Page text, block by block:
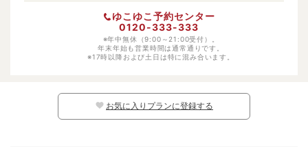
-
-
幼児（寝具・食事なし） 1100円
い日程ではお子様はご予約いただけません。
ゆこゆこ予約センター
0120-333-333
※年中無休（9:00～21:00受付）。
年末年始も営業時間は通常通りです。
※17時以降および土日は特に混み合います。
お気に入りプランに登録する